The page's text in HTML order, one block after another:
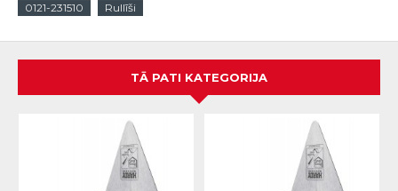
0121-231510
Rullīši
TĀ PATI KATEGORIJA